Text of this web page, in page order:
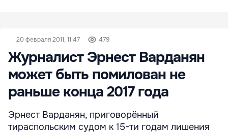
20 февраля 2011, 11:47 479
Журналист Эрнест Варданян
может быть помилован не
раньше конца 2017 года
Эрнест Варданян, приговорённый
тираспольским судом к 15-ти годам лишения